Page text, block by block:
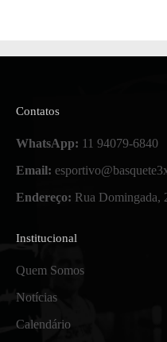
Contatos
WhatsApp: 11 94079-6840
Email:
Endereço: Rua Domingada,
Institucional
Quem Somos
Notícias
Calendário